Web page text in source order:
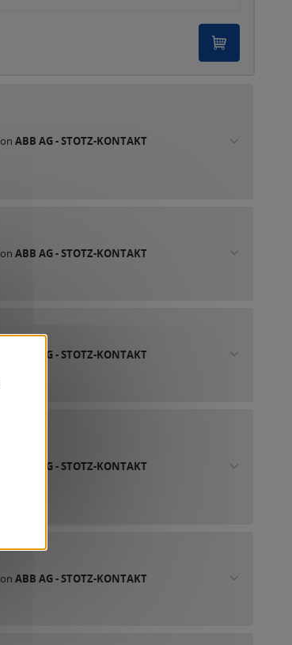
ABB AG - STOTZ-KONTAKT
ABB AG - STOTZ-KONTAKT
ABB AG - STOTZ-KONTAKT
ABB AG - STOTZ-KONTAKT
ABB AG - STOTZ-KONTAKT